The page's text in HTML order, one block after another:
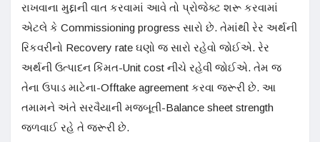
રાખવાના મુદ્દાની વાત કરવામાં આવે તો પ્રોજેક્ટ શરૂ કરવામાં
એટલે કે Commissioning progress સારો છે. તેમાંથી રેર અર્થની
રિકવરીનો Recovery rate ઘણો જ સારો રહેવો જોઈએ. રેર
અર્થની ઉત્પાદન કિંમત-Unit cost નીચે રહેવી જોઈએ. તેમ જ
તેના ઉપાડ માટેના-Offtake agreement કરવા જરૂરી છે. આ
તમામને અંતે સરવૈયાની મજબૂતી-Balance sheet strength
જળવાઈ રહે તે જરૂરી છે.